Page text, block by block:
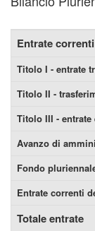
Entrate correnti
Titolo I - entrate
Titolo II -
Titolo III -
Avanzo di
Fondo
Entrate correnti
Totale entrate